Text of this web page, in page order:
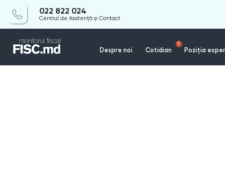
022 822 024
Centrul de Asistență și Contact
Despre noi Cotidian
5
Poziția